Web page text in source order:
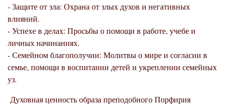
- Защите от зла: Охрана от злых духов и негативных
влияний.
- Успехе в делах: Просьбы о помощи в работе, учебе и
личных начинаниях.
- Семейном благополучии: Молитвы о мире и согласии в
семье, помощи в воспитании детей и укреплении семейных
уз.
Духовная ценность образа преподобного Порфирия